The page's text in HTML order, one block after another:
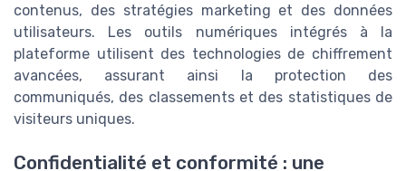
contenus, des stratégies marketing et des données
utilisateurs. Les outils numériques intégrés à la
plateforme utilisent des technologies de chiffrement
avancées, assurant ainsi la protection des
communiqués, des classements et des statistiques de
visiteurs uniques.
Confidentialité et conformité : une